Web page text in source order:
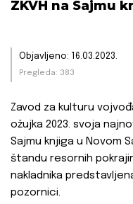
ZKVH na Sajmu
Objavljeno: 16.03.2023.
Pregleda: 383
Zavod za kulturu
ožujka 2023. svoja
Sajmu knjiga u Novom
štandu resornih
nakladnika
pozornici.